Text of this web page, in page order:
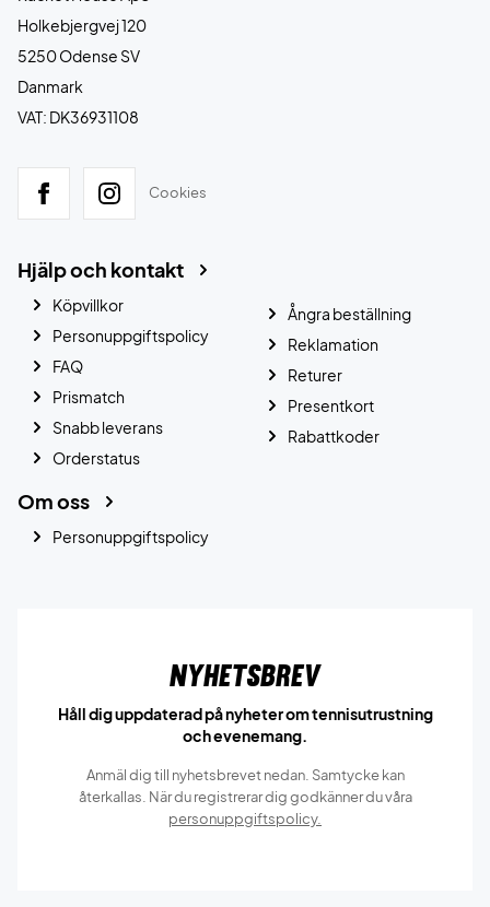
Holkebjergvej 120
5250 Odense SV
Danmark
VAT: DK36931108
Cookies
Hjälp och kontakt
Köpvillkor
Personuppgiftspolicy
FAQ
Prismatch
Snabb leverans
Orderstatus
Ångra beställning
Reklamation
Returer
Presentkort
Rabattkoder
Om oss
Personuppgiftspolicy
Nyhetsbrev
Håll dig uppdaterad på nyheter om tennisutrustning
och evenemang.
Anmäl dig till nyhetsbrevet nedan. Samtycke kan
återkallas. När du registrerar dig godkänner du våra
personuppgiftspolicy.